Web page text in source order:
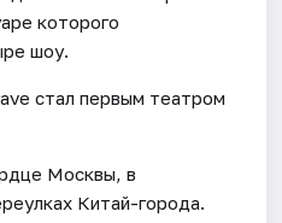
которого
шоу.
стал первым театром
Москвы, в
Китай-города.